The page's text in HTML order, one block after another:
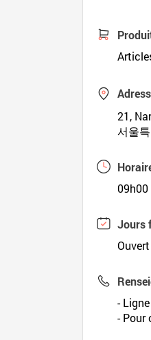
21,
서울
09h00
Jours
-
- Pour